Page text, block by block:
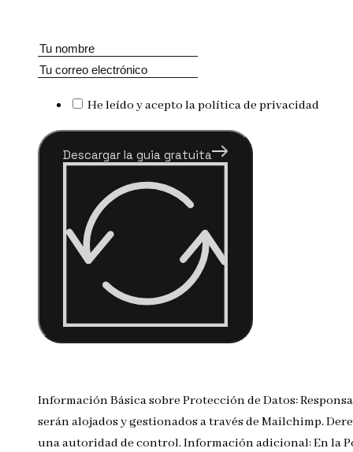
He leído y acepto la política de privacidad
Descargar la guia gratuita
Información Básica sobre Protección de Datos:
serán alojados y gestionados a través de Mailchimp.
una autoridad de control. Información adicional: En la